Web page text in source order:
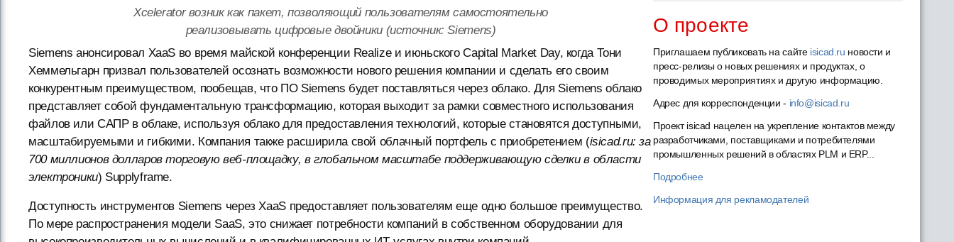
Xcelerator возник как пакет, позволяющий пользователям самостоятельно
реализовывать цифровые двойники (источник: Siemens)
Siemens анонсировал XaaS во время майской конференции Realize и июньского Capital Market Day, когда Тони
Хеммельгарн призвал пользователей осознать возможности нового решения компании и сделать его своим
конкурентным преимуществом, пообещав, что ПО Siemens будет поставляться через облако. Для Siemens облако
представляет собой фундаментальную трансформацию, которая выходит за рамки совместного использования
файлов или САПР в облаке, используя облако для предоставления технологий, которые становятся доступными,
масштабируемыми и гибкими. Компания также расширила свой облачный портфель с приобретением (isicad.ru: за
700 миллионов долларов торговую веб-площадку, в глобальном масштабе поддерживающую сделки в области
электроники) Supplyframe.
Доступность инструментов Siemens через XaaS предоставляет пользователям еще одно большое преимущество.
По мере распространения модели SaaS, это снижает потребности компаний в собственном оборудовании для
О проекте
Приглашаем публиковать на сайте isicad.ru новости и
пресс-релизы о новых решениях и продуктах, о
проводимых мероприятиях и другую информацию.
Адрес для корреспонденции - info@isicad.ru
Проект isicad нацелен на укрепление контактов между
разработчиками, поставщиками и потребителями
промышленных решений в областях PLM и ERP...
Подробнее
Информация для рекламодателей